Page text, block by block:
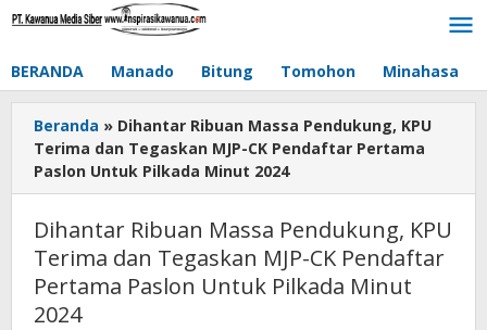
Lewati
BERANDA Manado Bitung Tomohon Minahasa
Beranda » Dihantar Ribuan Massa Pendukung, KPU
Terima dan Tegaskan MJP-CK Pendaftar Pertama
Paslon Untuk Pilkada Minut 2024
Dihantar Ribuan Massa Pendukung, KPU
Terima dan Tegaskan MJP-CK Pendaftar
Pertama Paslon Untuk Pilkada Minut
2024